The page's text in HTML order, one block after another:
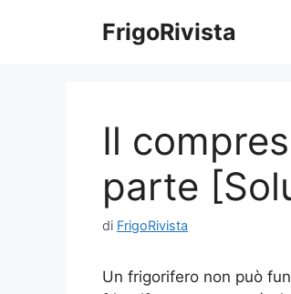
FrigoRivista
Il
parte
di FrigoRivista
Un frigorifero non può